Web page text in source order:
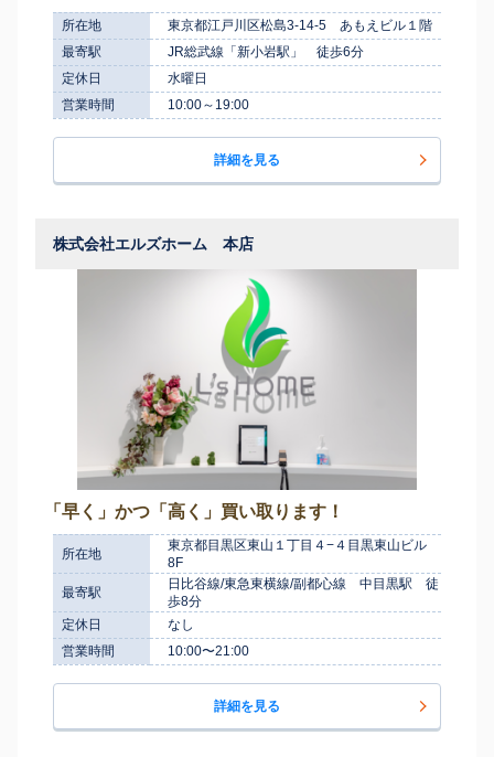
所在地
東京都江戸川区松島3-14-5 あもえビル１階
最寄駅
JR総武線「新小岩駅」 徒歩6分
定休日
水曜日
営業時間
10:00～19:00
詳細を見る
株式会社エルズホーム 本店
「早く」かつ「高く」買い取ります！
所在地
東京都目黒区東山１丁目４−４目黒東山ビル
8F
最寄駅
日比谷線/東急東横線/副都心線 中目黒駅 徒
歩8分
定休日
なし
営業時間
10:00〜21:00
詳細を見る